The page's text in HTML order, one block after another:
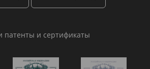
патенты и сертификаты